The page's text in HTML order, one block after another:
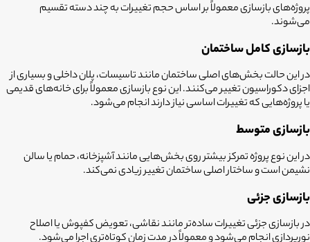
پروژه‌های بازسازی معمولاً بر اساس حجم تغییرات به چند دسته تقسیم
می‌شوند.
بازسازی کامل ساختمان
در این حالت بخش‌های اصلی ساختمان مانند تاسیسات، پلان داخلی و بسیاری از
اجزای دکوراسیون تغییر می‌کنند. این نوع بازسازی معمولاً برای خانه‌های قدیمی
یا پروژه‌هایی که تغییرات اساسی نیاز دارند انجام می‌شود.
بازسازی متوسط
در این نوع پروژه تمرکز بیشتر روی بخش‌هایی مانند آشپزخانه، حمام یا سالن
نشیمن است و ساختار اصلی ساختمان تغییر زیادی نمی‌کند.
بازسازی جزئی
در بازسازی جزئی تغییرات ساده‌تر مانند نقاشی، تعویض کفپوش یا اصلاح